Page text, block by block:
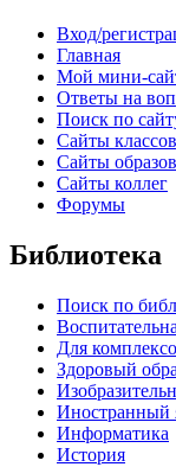
Вход/
Главная
Мой мини-
Ответы на
Поиск по
Сайты
Сайты
Сайты коллег
Форумы
Библиотека
Поиск по
Для
Здоровый
Иностранный
Информатика
История